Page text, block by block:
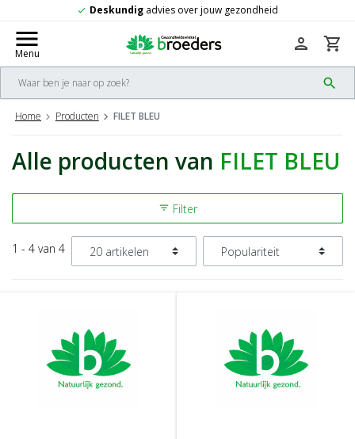
check Deskundig advies over jouw gezondheid
menu
Menu
search
person shopping_cart
Home Producten FILET BLEU
Alle producten van FILET BLEU
filter_list Filter
1 - 4 van 4